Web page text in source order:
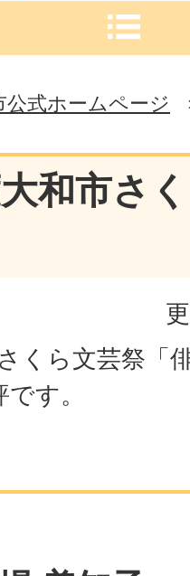
公式ホームページ
和市さ
くら文芸祭「
す。